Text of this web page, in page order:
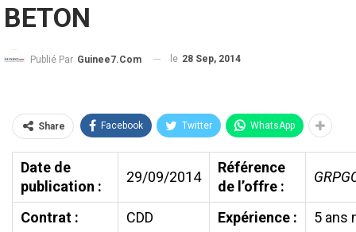
BETON
Publié Par Guinee7.com le 28 Sep, 2014
Share Facebook Twitter WhatsApp
Date de
publication :
29/09/2014
Référence
de l’offre :
Contrat : CDD Expérience :
5 ans